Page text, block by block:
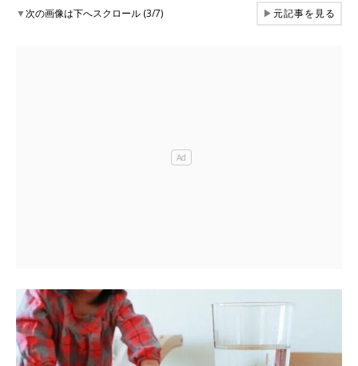
▼次の画像は下へスクロール (3/7) ▶元記事を見る